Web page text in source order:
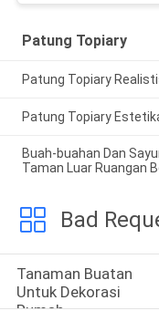
Patung Topiary
Patung Topiary
Patung Topiary
Buah-buahan Dan
Taman Luar Ruangan
Bad
Tanaman Buatan
Untuk Dekorasi